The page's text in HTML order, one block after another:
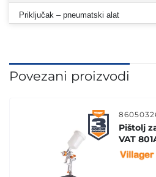
Priključak – pneumatski alat
Povezani proizvodi
Pištolj
VAT